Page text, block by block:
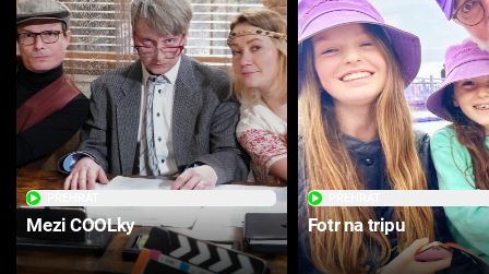
Mezi COOLky Fotr na tripu